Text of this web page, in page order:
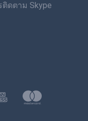
ติดตาม Skype